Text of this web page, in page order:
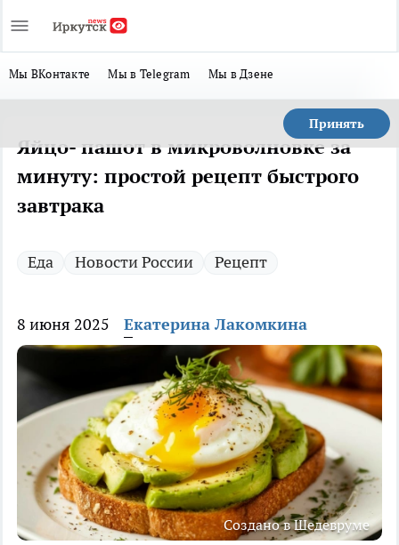
Мы ВКонтакте Мы в Telegram Мы в Дзене
Принять
Яйцо- пашот в микроволновке за
минуту: простой рецепт быстрого
завтрака
Еда Новости России Рецепт
8 июня 2025 Екатерина Лакомкина
Создано в Шедевруме